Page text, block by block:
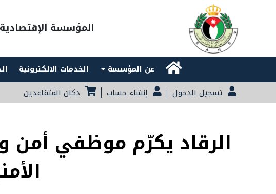
المؤسسة الإقتصادية
Main navigation
عن المؤسسة الخدمات الالكترونية
تسجيل الدخول إنشاء حساب دكان المتقاعدين
الرقاد يكرّم موظفي أمن